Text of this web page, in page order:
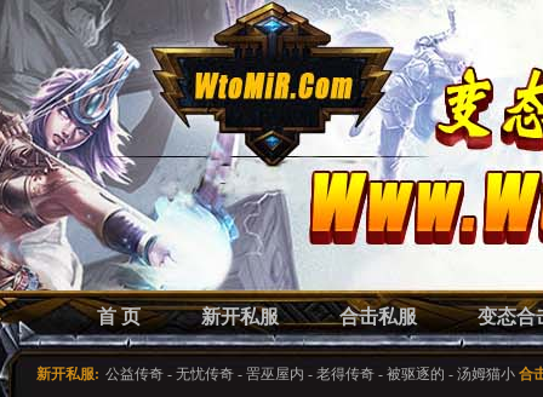
首 页 新开私服 合击私服 变态合
新开私服: 公益传奇 - 无忧传奇 - 罟巫屋内 - 老得传奇 - 被驱逐的 - 汤姆猫小 合